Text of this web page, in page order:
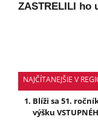
ZASTRELILI ho
NAJČÍTANEJŠIE V
Blíži sa 51.
výšku